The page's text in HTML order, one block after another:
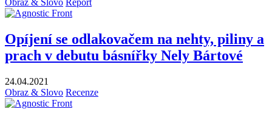
Obraz & Slovo Report
Opíjení se odlakovačem na nehty, piliny a
prach v debutu básnířky Nely Bártové
24.04.2021
Obraz & Slovo Recenze